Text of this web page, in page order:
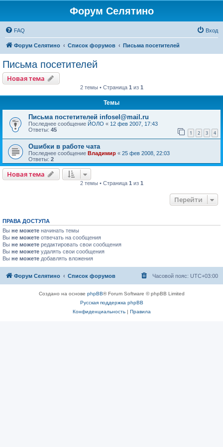
Форум Селятино
FAQ Вход
Форум Селятино Список форумов Письма посетителей
Письма посетителей
Новая тема
2 темы • Страница 1 из 1
Темы
Письма постетителей infosel@mail.ru
Последнее сообщение ЙОЛО « 12 фев 2007, 17:43
Ответы: 45 1 2 3 4
Ошибки в работе чата
Последнее сообщение Владимир « 25 фев 2008, 22:03
Ответы: 2
Новая тема
2 темы • Страница 1 из 1
Перейти
ПРАВА ДОСТУПА
Вы не можете начинать темы
Вы не можете отвечать на сообщения
Вы не можете редактировать свои сообщения
Вы не можете удалять свои сообщения
Вы не можете добавлять вложения
Форум Селятино Список форумов Часовой пояс: UTC+03:00
Создано на основе phpBB® Forum Software © phpBB Limited
Русская поддержка phpBB
Конфиденциальность| Правила